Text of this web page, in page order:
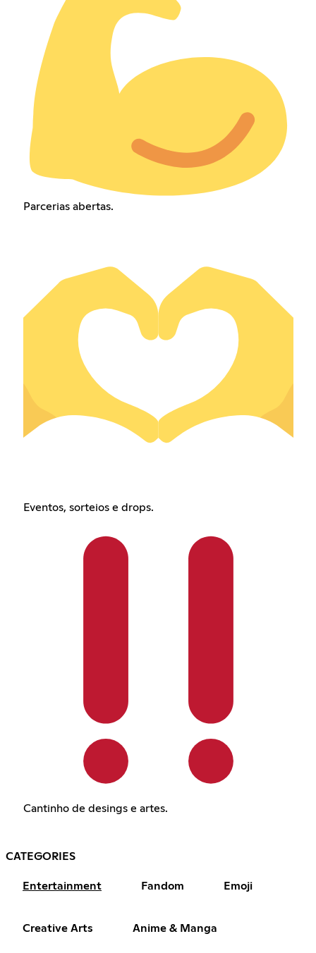
Parcerias abertas.
Eventos, sorteios e drops.
Cantinho de desings e artes.
CATEGORIES
Entertainment Fandom Emoji
Creative Arts Anime & Manga